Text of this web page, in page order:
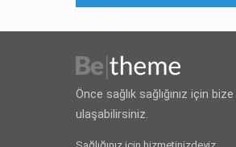
Önce sağlık sağlığınız için bize
ulaşabilirsiniz.